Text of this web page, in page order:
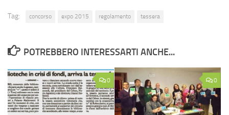
Tag: concorso expo 2015 regolamento tessera
POTREBBERO INTERESSARTI ANCHE...
0 0